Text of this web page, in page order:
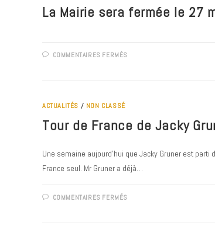
La Mairie sera fermée le 27
COMMENTAIRES FERMÉS
ACTUALITÉS / NON CLASSÉ
Tour de France de Jacky
Une semaine aujourd'hui que Jacky Gruner est
France seul. Mr Gruner a déjà…
COMMENTAIRES FERMÉS